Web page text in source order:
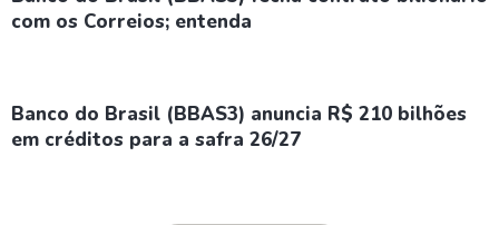
com os Correios; entenda
Banco do Brasil (BBAS3) anuncia R$ 210 bilhões
em créditos para a safra 26/27